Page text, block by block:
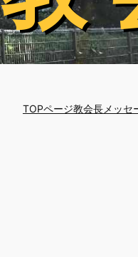
TOPページ教会長メッセ